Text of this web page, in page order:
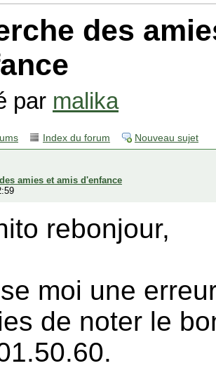
des
par malika
Index du forum Nouveau sujet
amies et amis d'enfance
rebonjour,
moi une
de noter le